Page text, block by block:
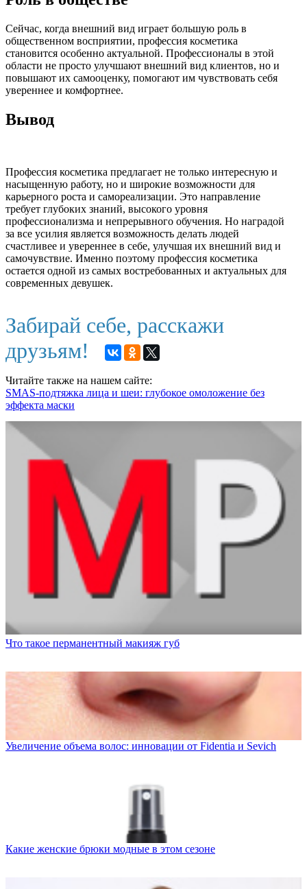
Сейчас, когда внешний вид играет большую роль в
общественном восприятии, профессия косметика
становится особенно актуальной. Профессионалы в этой
области не просто улучшают внешний вид клиентов, но и
повышают их самооценку, помогают им чувствовать себя
увереннее и комфортнее.
Вывод
Профессия косметика предлагает не только интересную и
насыщенную работу, но и широкие возможности для
карьерного роста и самореализации. Это направление
требует глубоких знаний, высокого уровня
профессионализма и непрерывного обучения. Но наградой
за все усилия является возможность делать людей
счастливее и увереннее в себе, улучшая их внешний вид и
самочувствие. Именно поэтому профессия косметика
остается одной из самых востребованных и актуальных для
современных девушек.
Забирай себе, расскажи
друзьям!
Читайте также на нашем сайте:
SMAS-подтяжка лица и шеи: глубокое омоложение без
эффекта маски
Что такое перманентный макияж губ
Увеличение объема волос: инновации от Fidentia и Sevich
Какие женские брюки модные в этом сезоне